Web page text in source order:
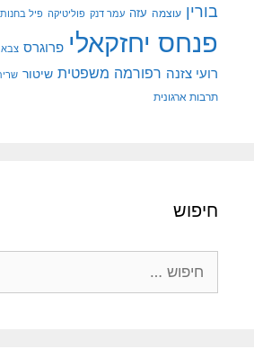
בורין עוצמה עזה עמר דנק פוליטיקה פיל
פנחס יחזקאלי פרוגרס צבא
רועי צזנה רפורמה משפטית שיטור
תרבות ארגונית
חיפוש